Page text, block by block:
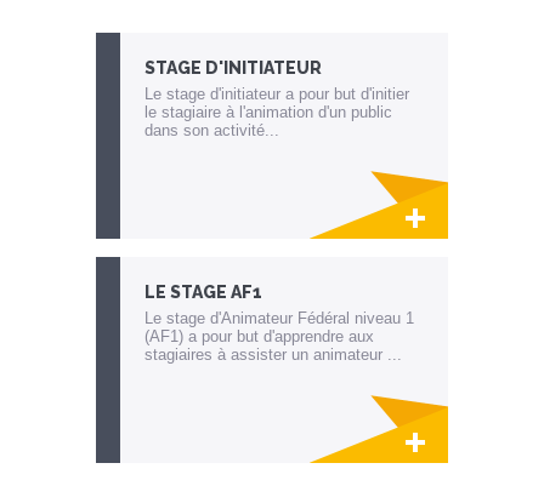
STAGE D'INITIATEUR
Le stage d'initiateur a pour but d'initier
le stagiaire à l'animation d'un public
dans son activité...
LE STAGE AF1
Le stage d'Animateur Fédéral niveau 1
(AF1) a pour but d'apprendre aux
stagiaires à assister un animateur ...